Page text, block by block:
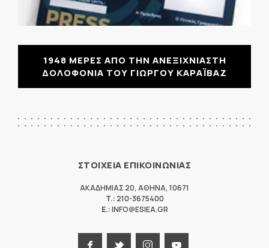
1948 ΜΕΡΕΣ ΑΠΟ ΤΗΝ ΑΝΕΞΙΧΝΙΑΣΤΗ
ΔΟΛΟΦΟΝΙΑ ΤΟΥ ΓΙΩΡΓΟΥ ΚΑΡΑΪΒΑΖ
ΣΤΟΙΧΕΙΑ ΕΠΙΚΟΙΝΩΝΙΑΣ
ΑΚΑΔΗΜΙΑΣ 20, ΑΘΗΝΑ, 10671
T.: 210-3675400
E.:INFO@ESIEA.GR